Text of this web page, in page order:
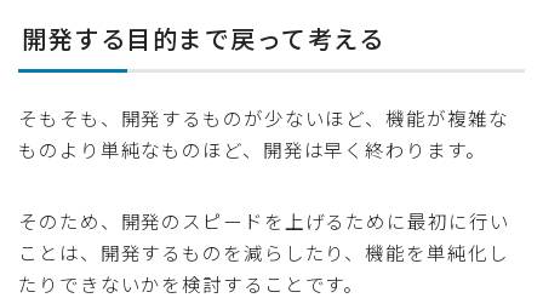
開発する目的まで戻って考える
そもそも、開発するものが少ないほど、機能が複雑な
ものより単純なものほど、開発は早く終わります。
そのため、開発のスピードを上げるために最初に行い
ことは、開発するものを減らしたり、機能を単純化し
たりできないかを検討することです。